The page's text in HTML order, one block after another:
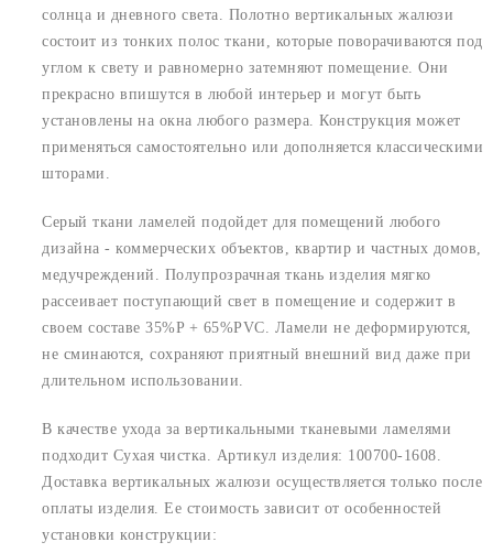
солнца и дневного света. Полотно вертикальных жалюзи
состоит из тонких полос ткани, которые поворачиваются под
углом к свету и равномерно затемняют помещение. Они
прекрасно впишутся в любой интерьер и могут быть
установлены на окна любого размера. Конструкция может
применяться самостоятельно или дополняется классическими
шторами.
Серый ткани ламелей подойдет для помещений любого
дизайна - коммерческих объектов, квартир и частных домов,
медучреждений. Полупрозрачная ткань изделия мягко
рассеивает поступающий свет в помещение и содержит в
своем составе 35%P + 65%PVC. Ламели не деформируются,
не сминаются, сохраняют приятный внешний вид даже при
длительном использовании.
В качестве ухода за вертикальными тканевыми ламелями
подходит Сухая чистка. Артикул изделия: 100700-1608.
Доставка вертикальных жалюзи осуществляется только после
оплаты изделия. Ее стоимость зависит от особенностей
установки конструкции: